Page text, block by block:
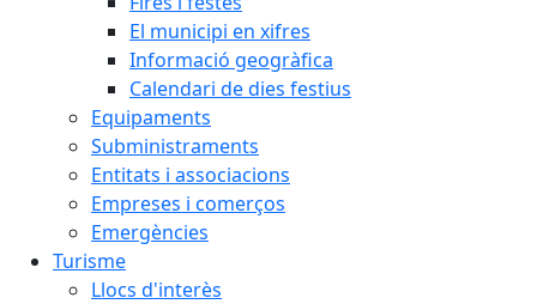
El municipi en xifres
Informació geogràfica
Calendari de dies festius
Equipaments
Subministraments
Entitats i associacions
Empreses i comerços
Emergències
Turisme
Llocs d'interès